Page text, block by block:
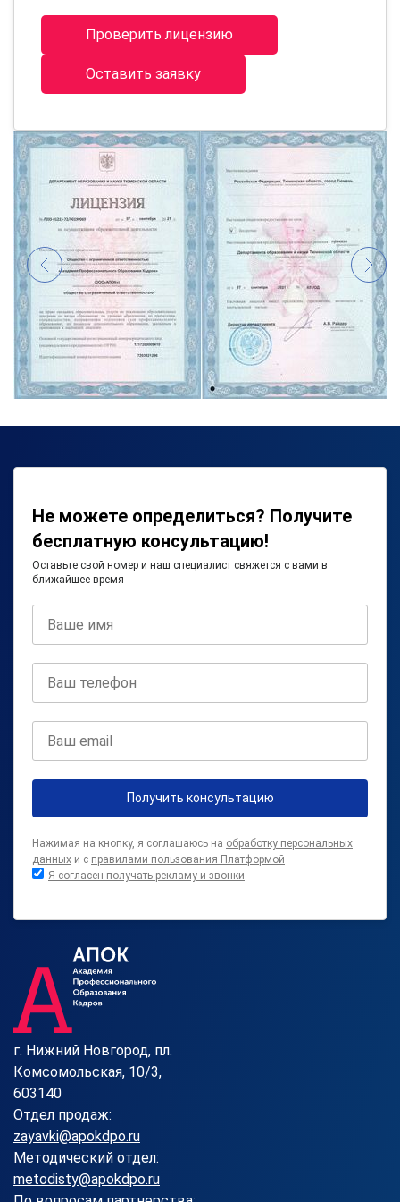
Проверить лицензию
Оставить заявку
Не можете определиться? Получите
бесплатную консультацию!
Оставьте свой номер и наш специалист свяжется с вами в
ближайшее время
Получить консультацию
Нажимая на кнопку, я соглашаюсь на обработку персональных
данных и с правилами пользования Платформой
Я согласен получать рекламу и звонки
г. Нижний Новгород, пл.
Комсомольская, 10/3,
603140
Отдел продаж:
zayavki@apokdpo.ru
Методический отдел:
metodisty@apokdpo.ru